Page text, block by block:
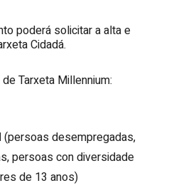
poderá solicitar a alta e
Cidadá.
Tarxeta Millennium:
(persoas desempregadas,
persoas con diversidade
de 13 anos)